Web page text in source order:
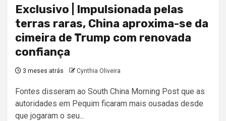
Exclusivo | Impulsionada pelas
terras raras, China aproxima-se da
cimeira de Trump com renovada
confiança
3 meses atrás Cynthia Oliveira
Fontes disseram ao South China Morning Post que as
autoridades em Pequim ficaram mais ousadas desde
que jogaram o seu...